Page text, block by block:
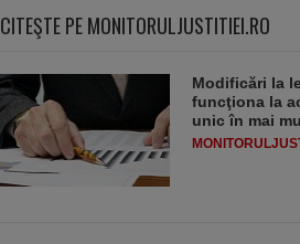
CITEŞTE PE MONITORULJUSTITIEI.RO
Modificări la
funcţiona la
unic în mai